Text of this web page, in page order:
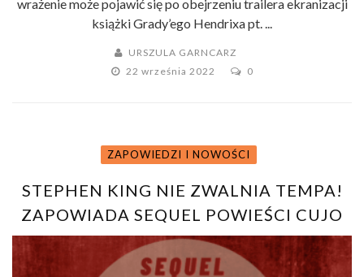
wrażenie może pojawić się po obejrzeniu trailera ekranizacji
książki Grady’ego Hendrixa pt. ...
URSZULA GARNCARZ
22 września 2022
0
ZAPOWIEDZI I NOWOŚCI
STEPHEN KING NIE ZWALNIA TEMPA!
ZAPOWIADA SEQUEL POWIEŚCI CUJO